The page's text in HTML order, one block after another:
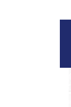
Jocuri de
Jocuri de
Vezi toate